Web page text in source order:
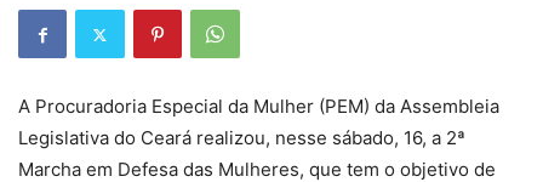
A Procuradoria Especial da Mulher (PEM) da Assembleia
Legislativa do Ceará realizou, nesse sábado, 16, a 2ª
Marcha em Defesa das Mulheres, que tem o objetivo de